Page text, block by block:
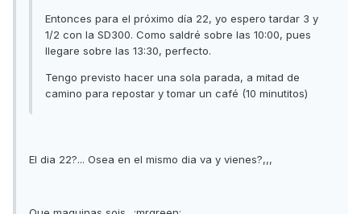
Entonces para el próximo día 22, yo espero tardar 3 y
1/2 con la SD300. Como saldré sobre las 10:00, pues
llegare sobre las 13:30, perfecto.
Tengo previsto hacer una sola parada, a mitad de
camino para repostar y tomar un café (10 minutitos)
El dia 22?... Osea en el mismo dia va y vienes?,,,